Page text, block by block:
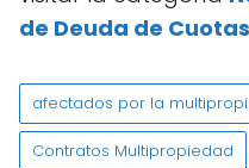
de Deuda de
afectados por la
Contratos Multipropiedad